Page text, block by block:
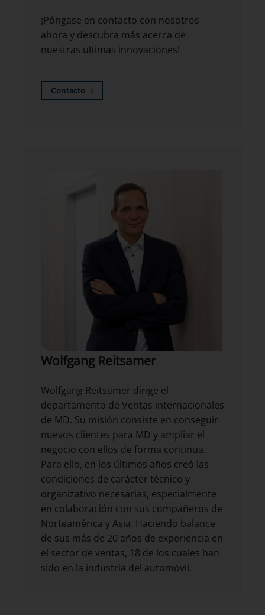
¡Póngase en contacto con nosotros
ahora y descubra más acerca de
nuestras últimas innovaciones!
Contacto
Wolfgang Reitsamer
Wolfgang Reitsamer dirige el
departamento de Ventas internacionales
de MD. Su misión consiste en conseguir
nuevos clientes para MD y ampliar el
negocio con ellos de forma continua.
Para ello, en los últimos años creó las
condiciones de carácter técnico y
organizativo necesarias, especialmente
en colaboración con sus compañeros de
Norteamérica y Asia. Haciendo balance
de sus más de 20 años de experiencia en
el sector de ventas, 18 de los cuales han
sido en la industria del automóvil.